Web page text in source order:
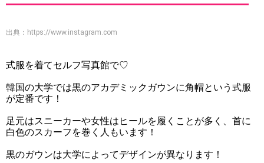
出典： https://www.instagram.com
式服を着てセルフ写真館で♡
韓国の大学では黒のアカデミックガウンに角帽という式服
が定番です！
足元はスニーカーや女性はヒールを履くことが多く、首に
白色のスカーフを巻く人もいます！
黒のガウンは大学によってデザインが異なります！